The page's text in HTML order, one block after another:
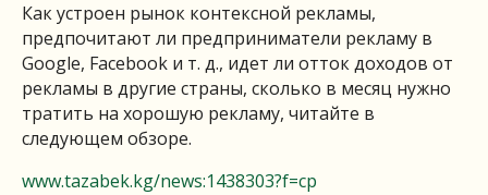
Как устроен рынок контексной рекламы,
предпочитают ли предприниматели рекламу в
Google, Facebook и т. д., идет ли отток доходов от
рекламы в другие страны, сколько в месяц нужно
тратить на хорошую рекламу, читайте в
следующем обзоре.
www.tazabek.kg/news:1438303?f=cp